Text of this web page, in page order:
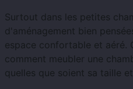
Surtout dans les petites
d'aménagement bien
espace confortable et aéré.
comment meubler une
quelles que soient sa taille